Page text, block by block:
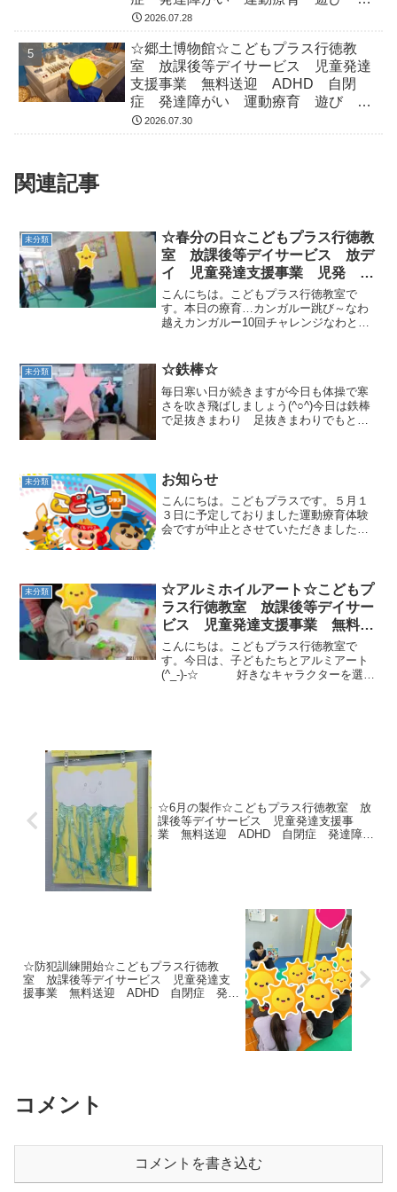
行徳 市川市 浦安市
2026.07.28
☆郷土博物館☆こどもプラス行徳教
室 放課後等デイサービス 児童発達
支援事業 無料送迎 ADHD 自閉
症 発達障がい 運動療育 遊び 南
行徳 市川市 浦安市
2026.07.30
関連記事
未分類
☆春分の日☆こどもプラス行徳教
室 放課後等デイサービス 放デ
イ 児童発達支援事業 児発 無
料送迎 ADHD 自閉症 発達障
がい 運動療育 遊び 行徳 南
行徳 市川市 浦安市 葛西
こんにちは。こどもプラス行徳教室で
す。本日の療育…カンガルー跳び～なわ
越えカンガルー10回チャレンジなわとび
に跳びました！上手👏静かな時間…本日
は、みんなの好きな車カー...
未分類 ☆鉄棒☆
毎日寒い日が続きますが今日も体操で寒
さを吹き飛ばしましょう(^○^)今日は鉄棒
で足抜きまわり 足抜きまわりでもと通
す。 ...
未分類 お知らせ
こんにちは。こどもプラスです。５月１
３日に予定しておりました運動療育体験
会ですが中止とさせていただきました。
す。もちろんご希望される...
未分類
☆アルミホイルアート☆こどもプ
ラス行徳教室 放課後等デイサー
ビス 児童発達支援事業 無料送
迎 ADHD 自閉症 発達障が
い 運動療育 遊び 南行徳 市
川市 浦安市
こんにちは。こどもプラス行徳教室で
す。今日は、子どもたちとアルミアート
(^_-)-☆ 好きなキャラクターを選
☆6月の製作☆こどもプラス行徳教室 放
課後等デイサービス 児童発達支援事
業 無料送迎 ADHD 自閉症 発達障が
☆防犯訓練開始☆こどもプラス行徳教
室 放課後等デイサービス 児童発達支
援事業 無料送迎 ADHD 自閉症 発達
コメント
コメントを書き込む